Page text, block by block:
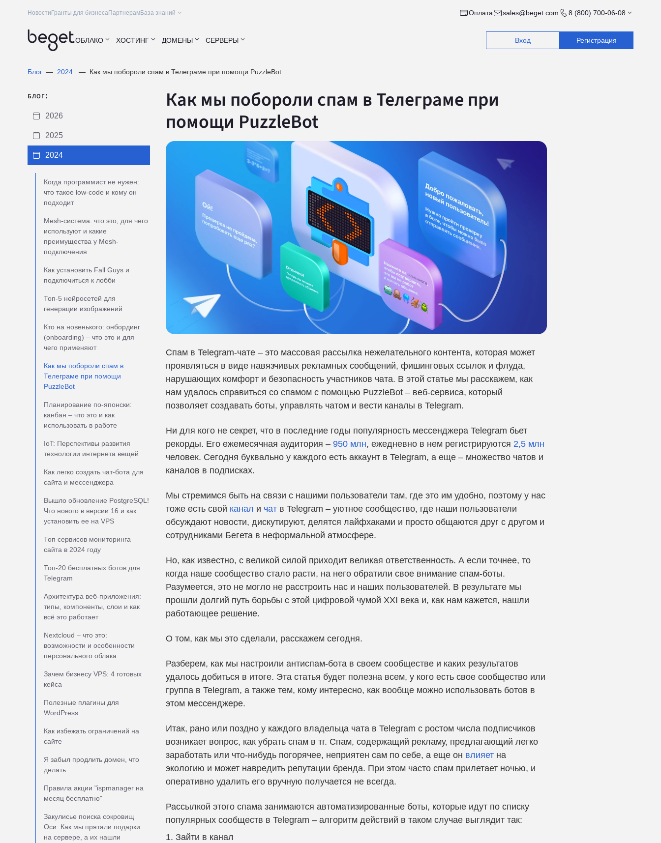
Новости Гранты для бизнесаПартнерамБаза знаний Оплата sales@beget.com 8 (800) 700-06-08
ОБЛАКО ХОСТИНГ ДОМЕНЫ СЕРВЕРЫ Вход Регистрация
Блог 2024 Как мы побороли спам в Телеграме при помощи PuzzleBot
блог:
2026
2025
2024
Когда программист не нужен:
что такое low-code и кому он
подходит
Mesh-система: что это, для чего
используют и какие
преимущества у Mesh-
подключения
Как установить Fall Guys и
подключиться к лобби
Топ-5 нейросетей для
генерации изображений
Кто на новенького: онбординг
(onboarding) – что это и для
чего применяют
Как мы побороли спам в
Телеграме при помощи
PuzzleBot
Планирование по-японски:
канбан – что это и как
использовать в работе
IoT: Перспективы развития
технологии интернета вещей
Как легко создать чат-бота для
сайта и мессенджера
Вышло обновление PostgreSQL!
Что нового в версии 16 и как
установить ее на VPS
Топ сервисов мониторинга
сайта в 2024 году
Топ-20 бесплатных ботов для
Telegram
Архитектура веб-приложения:
типы, компоненты, слои и как
всё это работает
Nextcloud – что это:
возможности и особенности
персонального облака
Зачем бизнесу VPS: 4 готовых
кейса
Полезные плагины для
WordPress
Как избежать ограничений на
сайте
Я забыл продлить домен, что
делать
Правила акции "ispmanager на
месяц бесплатно"
Закулисье поиска сокровищ
Оси: Как мы прятали подарки
на сервере, а их нашли
Как мы побороли спам в Телеграме при
помощи PuzzleBot
Спам в Telegram-чате – это массовая рассылка нежелательного контента, которая может
проявляться в виде навязчивых рекламных сообщений, фишинговых ссылок и флуда,
нарушающих комфорт и безопасность участников чата. В этой статье мы расскажем, как
нам удалось справиться со спамом с помощью PuzzleBot – веб-сервиса, который
позволяет создавать боты, управлять чатом и вести каналы в Telegram.
Ни для кого не секрет, что в последние годы популярность мессенджера Telegram бьет
рекорды. Его ежемесячная аудитория – 950 млн, ежедневно в нем регистрируются 2,5 млн
человек. Сегодня буквально у каждого есть аккаунт в Telegram, а еще – множество чатов и
каналов в подписках.
Мы стремимся быть на связи с нашими пользователи там, где это им удобно, поэтому у нас
тоже есть свой канал и чатв Telegram – уютное сообщество, где наши пользователи
обсуждают новости, дискутируют, делятся лайфхаками и просто общаются друг с другом и
сотрудниками Бегета в неформальной атмосфере.
Но, как известно, с великой силой приходит великая ответственность. А если точнее, то
когда наше сообщество стало расти, на него обратили свое внимание спам-боты.
Разумеется, это не могло не расстроить нас и наших пользователей. В результате мы
прошли долгий путь борьбы с этой цифровой чумой XXI века и, как нам кажется, нашли
работающее решение.
О том, как мы это сделали, расскажем сегодня.
Разберем, как мы настроили антиспам-бота в своем сообществе и каких результатов
удалось добиться в итоге. Эта статья будет полезна всем, у кого есть свое сообщество или
группа в Telegram, а также тем, кому интересно, как вообще можно использовать ботов в
этом мессенджере.
Итак, рано или поздно у каждого владельца чата в Telegram с ростом числа подписчиков
возникает вопрос, как убрать спам в тг. Спам, содержащий рекламу, предлагающий легко
заработать или что-нибудь погорячее, неприятен сам по себе, а еще он влияетна
экологию и может навредить репутации бренда. При этом часто спам прилетает ночью, и
оперативно удалить его вручную получается не всегда.
Рассылкой этого спама занимаются автоматизированные боты, которые идут по списку
популярных сообществ в Telegram – алгоритм действий в таком случае выглядит так:
Зайти в канал